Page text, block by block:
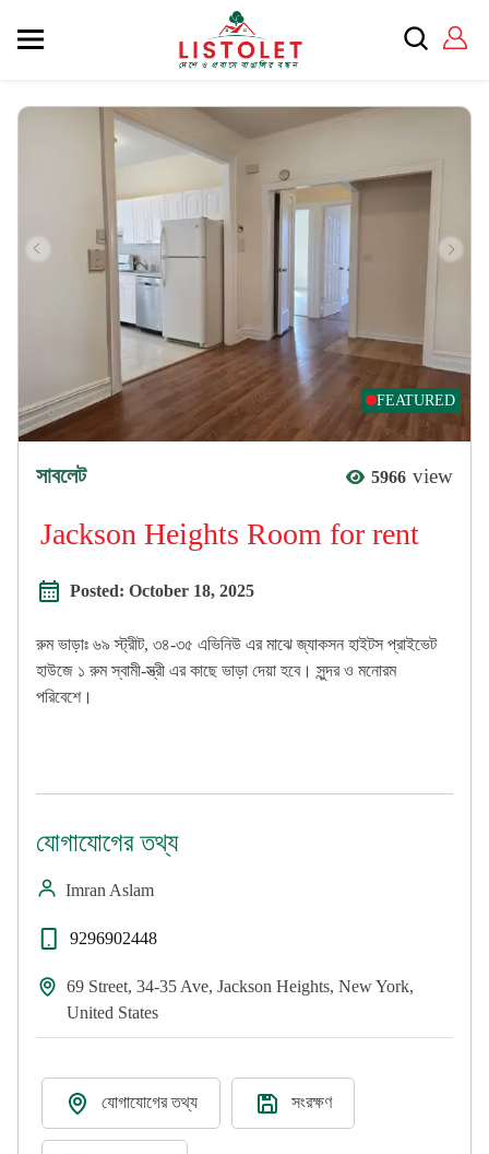
FEATURED
সাবলেট 5966 view
Jackson Heights Room for rent
Posted: October 18, 2025
রুম ভাড়াঃ ৬৯ স্ট্রীট, ৩৪-৩৫ এভিনিউ এর মাঝে জ্যাকসন হাইটস প্রাইভেট
হাউজে ১ রুম স্বামী-স্ত্রী এর কাছে ভাড়া দেয়া হবে। সুন্দর ও মনোরম
পরিবেশে।
যোগাযোগের তথ্য
Imran Aslam
9296902448
69 Street, 34-35 Ave, Jackson Heights, New York,
United States
যোগাযোগের তথ্য সংরক্ষণ